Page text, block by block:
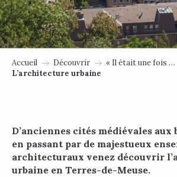
Accueil Découvrir
« Il était une fois …
L’architecture urbaine
D’anciennes cités médiévales aux
en passant par de majestueux
architecturaux venez découvrir
urbaine en Terres-de-Meuse.